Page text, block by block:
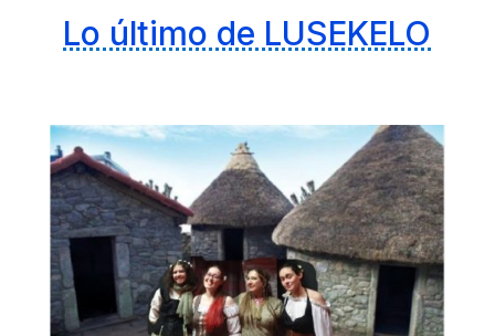
Lo último de LUSEKELO